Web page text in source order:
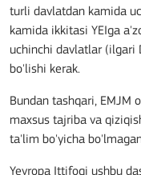
turli davlatdan kamida
kamida ikkitasi YEIga
uchinchi davlatlar (ilgari
bo'lishi kerak.
Bundan tashqari, EMJM
maxsus tajriba va
ta'lim bo'yicha
Yevropa Ittifoqi ushbu